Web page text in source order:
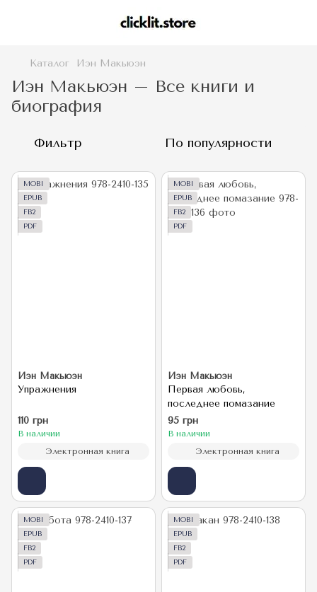
Каталог Иэн Макьюэн
Иэн Макьюэн – Все книги и
биография
Фильтр По популярности
MOBI
EPUB
FB2
PDF
Иэн Макьюэн
Упражнения
110 грн
В наличии
Электронная книга
MOBI
EPUB
FB2
PDF
Иэн Макьюэн
Первая любовь,
последнее помазание
95 грн
В наличии
Электронная книга
MOBI
EPUB
FB2
PDF
MOBI
EPUB
FB2
PDF